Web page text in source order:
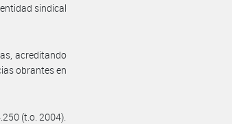
sindical
acreditando
obrantes en
(t.o. 2004).